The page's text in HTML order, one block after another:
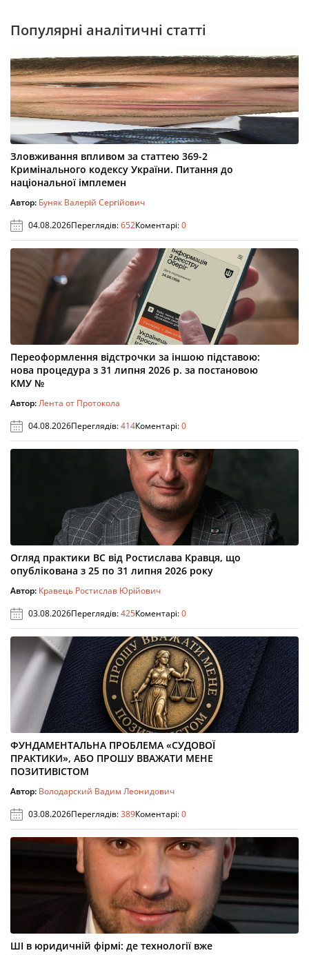
Популярні аналітичні статті
Зловживання впливом за статтею 369-2
Кримінального кодексу України. Питання до
національної імплемен
Автор: Буняк Валерій Сергійович
04.08.2026Переглядів:652Коментарі:0
Переоформлення відстрочки за іншою підставою:
нова процедура з 31 липня 2026 р. за постановою
КМУ №
Автор:Лента от Протокола
04.08.2026Переглядів:414Коментарі:0
Огляд практики ВС від Ростислава Кравця, що
опублікована з 25 по 31 липня 2026 року
Автор: Кравець Ростислав Юрійович
03.08.2026Переглядів:425Коментарі:0
ФУНДАМЕНТАЛЬНА ПРОБЛЕМА «СУДОВОЇ
ПРАКТИКИ», АБО ПРОШУ ВВАЖАТИ МЕНЕ
ПОЗИТИВІСТОМ
Автор: Володарский Вадим Леонидович
03.08.2026Переглядів:389Коментарі:0
ШІ в юридичній фірмі: де технології вже